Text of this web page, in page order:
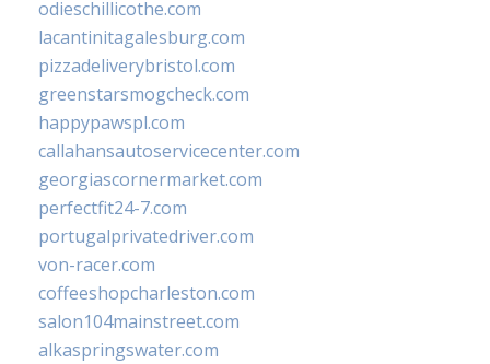
odieschillicothe.com
lacantinitagalesburg.com
pizzadeliverybristol.com
greenstarsmogcheck.com
happypawspl.com
callahansautoservicecenter.com
georgiascornermarket.com
perfectfit24-7.com
portugalprivatedriver.com
von-racer.com
coffeeshopcharleston.com
salon104mainstreet.com
alkaspringswater.com